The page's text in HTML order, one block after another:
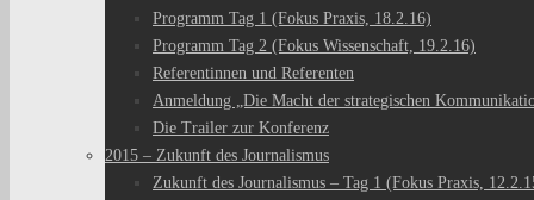
Programm Tag 1 (Fokus Praxis, 18.2.16)
Programm Tag 2 (Fokus Wissenschaft, 19.2.16)
Referentinnen und Referenten
Anmeldung „Die Macht der strategischen
Die Trailer zur Konferenz
2015 – Zukunft des Journalismus
Zukunft des Journalismus – Tag 1 (Fokus Praxis,